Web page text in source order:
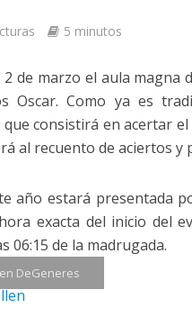
5 minutos
de marzo el aula magna
Oscar. Como ya es
consistirá en acertar
al recuento de aciertos
año estará presentada
exacta del inicio del
06:15 de la madrugada.
DeGeneres